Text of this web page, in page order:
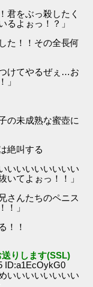
君をぶっ殺したく
るよぉっ！？」
た！！その全長何
けてやるぜぇ…お
」
の未成熟な蜜壺に
絶叫する
いいいいいいいい
いてよぉっ！！」
さんたちのペニス
！」
！！
りします(SSL)
ID:a1EcOykG0
いいいいいいいい